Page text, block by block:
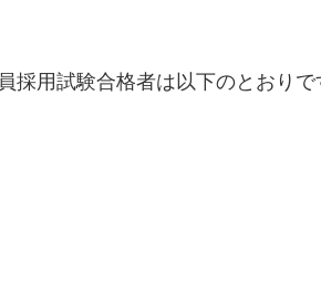
採用試験合格者は以下のとおりで